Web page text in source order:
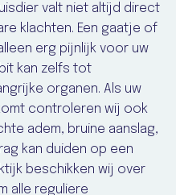
valt niet altijd direct
klachten. Een gaatje of
erg pijnlijk voor uw
kan zelfs tot
organen. Als uw
controleren wij ook
adem, bruine aanslag,
kan duiden op een
beschikken wij over
alle reguliere